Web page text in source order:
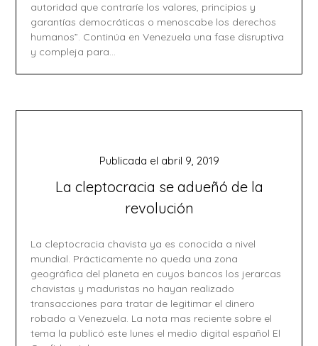
autoridad que contraríe los valores, principios y
garantías democráticas o menoscabe los derechos
humanos”. Continúa en Venezuela una fase disruptiva
y compleja para…
La cleptocracia se adueñó de la
revolución
Publicada el abril 9, 2019
La cleptocracia chavista ya es conocida a nivel
mundial. Prácticamente no queda una zona
geográfica del planeta en cuyos bancos los jerarcas
chavistas y maduristas no hayan realizado
transacciones para tratar de legitimar el dinero
robado a Venezuela. La nota mas reciente sobre el
tema la publicó este lunes el medio digital español El